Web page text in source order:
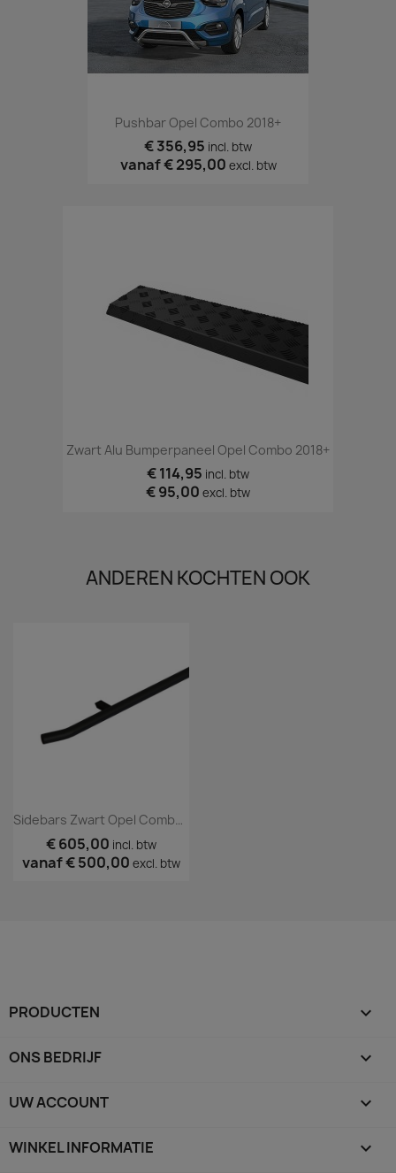
Pushbar Opel Combo 2018+
€ 356,95 incl. btw
vanaf€ 295,00 excl. btw
Zwart Alu Bumperpaneel Opel Combo 2018+
€ 114,95 incl. btw
€ 95,00 excl. btw
ANDEREN KOCHTEN OOK
€ 605,00 incl. btw
vanaf€ 500,00 excl. btw
PRODUCTEN 
ONS BEDRIJF 
UW ACCOUNT 
WINKEL INFORMATIE keyboard_arrow_down